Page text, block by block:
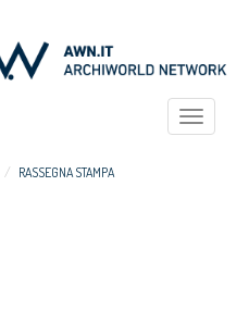
Toggle
RASSEGNA STAMPA